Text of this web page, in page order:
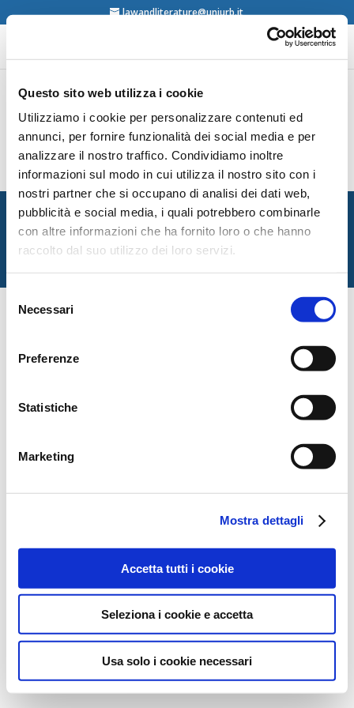
Questo sito web utilizza i cookie
Utilizziamo i cookie per personalizzare contenuti ed
annunci, per fornire funzionalità dei social media e per
analizzare il nostro traffico. Condividiamo inoltre
informazioni sul modo in cui utilizza il nostro sito con i
nostri partner che si occupano di analisi dei dati web,
pubblicità e social media, i quali potrebbero combinarle
con altre informazioni che ha fornito loro o che hanno
raccolto dal suo utilizzo dei loro servizi.
delNecessari
Preferenze
Statistiche
Marketing
Mostra dettagli
Accetta tutti i cookie
Seleziona i cookie e accetta
Usa solo i cookie necessari
lawandliterature@uniurb.it
Nino Borsellino, Il dio di Pirandello, Sellerio,
Palermo, 2004
contents
Italian Society for Law and Literature
Dipartimento di Giurisprudenza — Università degli Studi
di Urbino Carlo Bo